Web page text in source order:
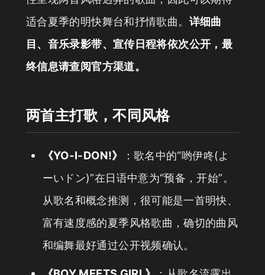
适合夏季的明快舞台和抒情歌曲。 详细曲
目、音乐录影带、宣传日程将依次公开，最
终信息请查阅官方渠道。
两首主打歌，不同风格
《YO-I-DON!》
：歌名中的“哟伊咚(よ
ーいドン)”在日语中意为“预备，开始”。
从歌名和概念推测，很可能是一首明快、
富有速度感的夏季风格歌曲，确切的曲风
和编舞最好通过公开视频确认。